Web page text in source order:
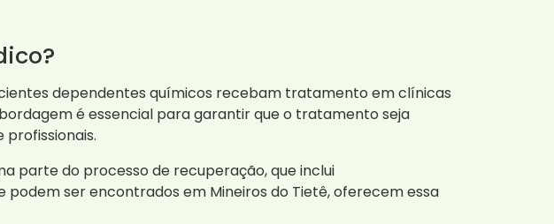
dependentes químicos recebam tratamento em clínicas
é essencial para garantir que o tratamento seja
parte do processo de recuperação, que inclui
ser encontrados em Mineiros do Tietê, oferecem essa